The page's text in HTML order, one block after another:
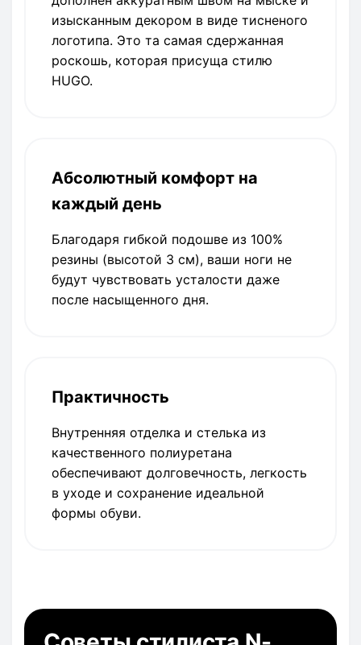
изысканным декором в виде тисненого
логотипа. Это та самая сдержанная
роскошь, которая присуща стилю
HUGO.
Абсолютный комфорт на
каждый день
Благодаря гибкой подошве из 100%
резины (высотой 3 см), ваши ноги не
будут чувствовать усталости даже
после насыщенного дня.
Практичность
Внутренняя отделка и стелька из
качественного полиуретана
обеспечивают долговечность, легкость
в уходе и сохранение идеальной
формы обуви.